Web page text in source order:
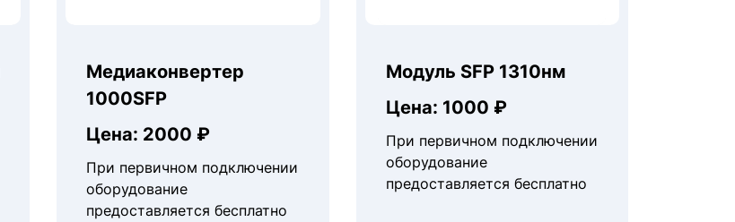
Медиаконвертер
1000SFP
Цена: 2000 ₽
При первичном подключении
оборудование
предоставляется бесплатно
Модуль SFP 1310нм
Цена: 1000 ₽
При первичном подключении
оборудование
предоставляется бесплатно